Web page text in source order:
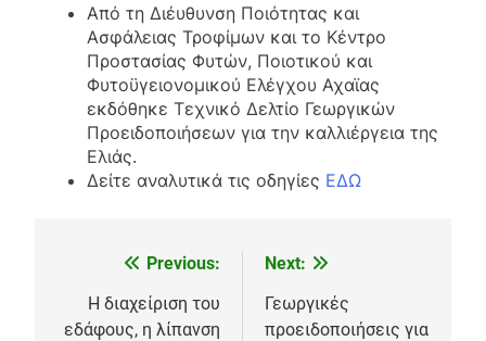
Από τη Διέυθυνση Ποιότητας και
Ασφάλειας Τροφίμων και το Κέντρο
Προστασίας Φυτών, Ποιοτικού και
Φυτοϋγειονομικού Ελέγχου Αχαϊας
εκδόθηκε Τεχνικό Δελτίο Γεωργικών
Προειδοποιήσεων για την καλλιέργεια της
Ελιάς.
Δείτε αναλυτικά τις οδηγίες ΕΔΩ
Πλοήγηση
άρθρων
Previous:
Η διαχείριση του
εδάφους, η λίπανση
Next:
Γεωργικές
προειδοποιήσεις για